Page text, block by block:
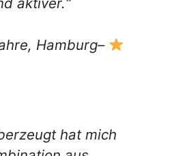
Hamburg–
hat mich